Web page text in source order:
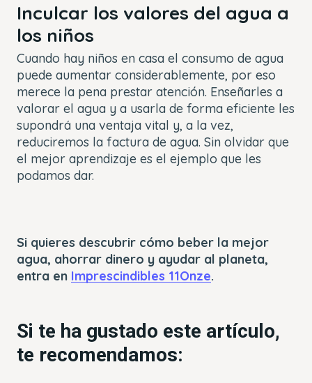
Inculcar los valores del agua a
los niños
Cuando hay niños en casa el consumo de agua
puede aumentar considerablemente, por eso
merece la pena prestar atención. Enseñarles a
valorar el agua y a usarla de forma eficiente les
supondrá una ventaja vital y, a la vez,
reduciremos la factura de agua. Sin olvidar que
el mejor aprendizaje es el ejemplo que les
podamos dar.
Si quieres descubrir cómo beber la mejor
agua, ahorrar dinero y ayudar al planeta,
entra en Imprescindibles 11Onze.
Si te ha gustado este artículo,
te recomendamos: